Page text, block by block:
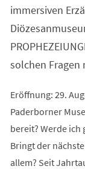
immersiven
solchen Fragen
Eröffnung: 29.
Paderborner
bereit? Werde ich
Bringt der
allem? Seit